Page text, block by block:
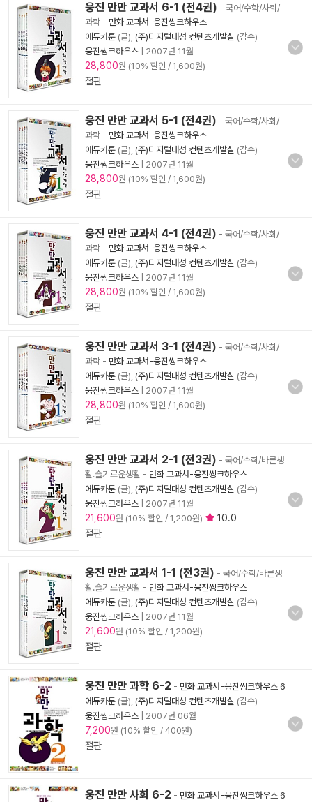
웅진 만만 교과서 6-1 (전4권) - 국어/수학/사회/
과학 - 만화 교과서-웅진씽크하우스
에듀카툰 (글), (주)디지털대성 컨텐츠개발실 (감수)
웅진씽크하우스
2007년 11월
28,800원 (10% 할인 / 1,600원)
절판
웅진 만만 교과서 5-1 (전4권) - 국어/수학/사회/
과학 - 만화 교과서-웅진씽크하우스
에듀카툰 (글), (주)디지털대성 컨텐츠개발실 (감수)
웅진씽크하우스
2007년 11월
28,800원 (10% 할인 / 1,600원)
절판
웅진 만만 교과서 4-1 (전4권) - 국어/수학/사회/
과학 - 만화 교과서-웅진씽크하우스
에듀카툰 (글), (주)디지털대성 컨텐츠개발실 (감수)
웅진씽크하우스
2007년 11월
28,800원 (10% 할인 / 1,600원)
절판
웅진 만만 교과서 3-1 (전4권) - 국어/수학/사회/
과학 - 만화 교과서-웅진씽크하우스
에듀카툰 (글), (주)디지털대성 컨텐츠개발실 (감수)
웅진씽크하우스
2007년 11월
28,800원 (10% 할인 / 1,600원)
절판
웅진 만만 교과서 2-1 (전3권) - 국어/수학/바른생
활.슬기로운생활 - 만화 교과서-웅진씽크하우스
에듀카툰 (글), (주)디지털대성 컨텐츠개발실 (감수)
웅진씽크하우스
2007년 11월
21,600원 (10% 할인 / 1,200원)
10.0
절판
웅진 만만 교과서 1-1 (전3권) - 국어/수학/바른생
활.슬기로운생활 - 만화 교과서-웅진씽크하우스
에듀카툰 (글), (주)디지털대성 컨텐츠개발실 (감수)
웅진씽크하우스
2007년 11월
21,600원 (10% 할인 / 1,200원)
절판
웅진 만만 과학 6-2 - 만화 교과서-웅진씽크하우스 6
에듀카툰 (글), (주)디지털대성 컨텐츠개발실 (감수)
웅진씽크하우스
2007년 06월
7,200원 (10% 할인 / 400원)
절판
웅진 만만 사회 6-2 - 만화 교과서-웅진씽크하우스 6